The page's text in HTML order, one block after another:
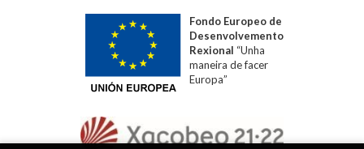
Fondo Europeo de
Desenvolvemento
Rexional “Unha
maneira de facer
Europa”